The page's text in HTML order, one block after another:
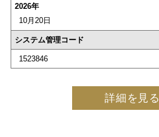
2026年
10月20日
システム管理コード
1523846
詳細を見る